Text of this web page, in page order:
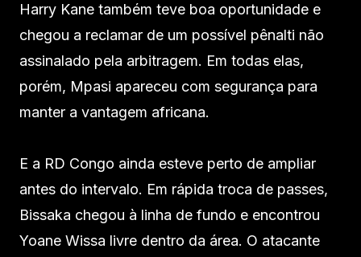
Harry Kane também teve boa oportunidade e
chegou a reclamar de um possível pênalti não
assinalado pela arbitragem. Em todas elas,
porém, Mpasi apareceu com segurança para
manter a vantagem africana.
E a RD Congo ainda esteve perto de ampliar
antes do intervalo. Em rápida troca de passes,
Bissaka chegou à linha de fundo e encontrou
Yoane Wissa livre dentro da área. O atacante